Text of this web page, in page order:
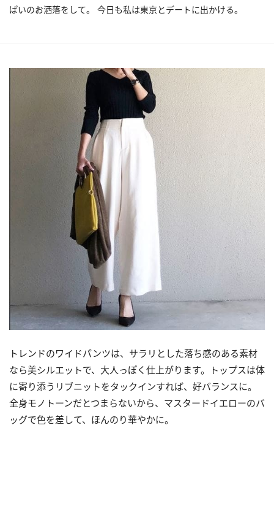
ぱいのお洒落をして。 今日も私は東京とデートに出かける。
トレンドのワイドパンツは、サラリとした落ち感のある素材
なら美シルエットで、大人っぽく仕上がります。トップスは体
に寄り添うリブニットをタックインすれば、好バランスに。
全身モノトーンだとつまらないから、マスタードイエローのバ
ッグで色を差して、ほんのり華やかに。